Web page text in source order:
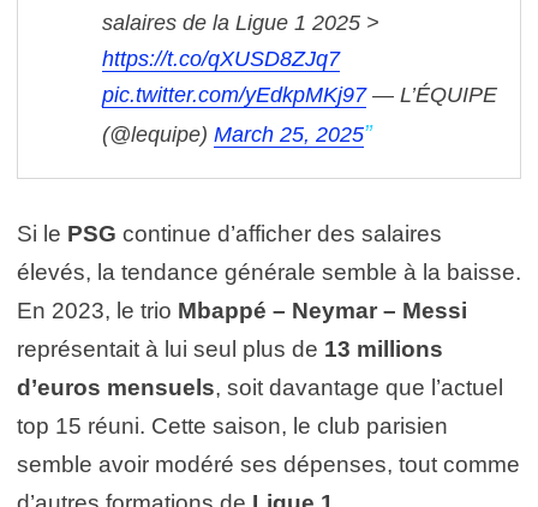
salaires de la Ligue 1 2025 >
https://t.co/qXUSD8ZJq7
pic.twitter.com/yEdkpMKj97 — L’ÉQUIPE
(@lequipe) March 25, 2025
Si le PSG continue d’afficher des salaires
élevés, la tendance générale semble à la baisse.
En 2023, le trio Mbappé – Neymar – Messi
représentait à lui seul plus de 13 millions
d’euros mensuels, soit davantage que l’actuel
top 15 réuni. Cette saison, le club parisien
semble avoir modéré ses dépenses, tout comme